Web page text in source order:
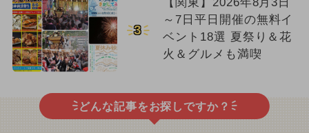
3
～7日平日開催の無料イ
ベント18選 夏祭り＆花
火＆グルメも満喫
どんな記事をお探しですか？